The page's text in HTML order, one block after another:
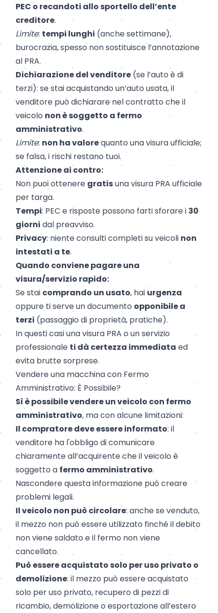
PEC o recandoti allo sportello dell’ente
creditore.
Limite: tempi lunghi (anche settimane),
burocrazia, spesso non sostituisce l’annotazione
al PRA.
Dichiarazione del venditore (se l’auto è di
terzi): se stai acquistando un’auto usata, il
venditore può dichiarare nel contratto che il
veicolo non è soggetto a fermo
amministrativo.
Limite: non ha valorequanto una visura ufficiale;
se falsa, i rischi restano tuoi.
Attenzione ai contro:
Non puoi ottenere gratisuna visura PRA ufficiale
per targa.
Tempi: PEC e risposte possono farti sforare i 30
giorni dal preavviso.
Privacy: niente consulti completi su veicoli non
intestati a te.
Quando conviene pagare una
visura/servizio rapido:
Se stai comprando un usato, hai urgenza
oppure ti serve un documento opponibile a
terzi (passaggio di proprietà, pratiche).
In questi casi una visura PRA o un servizio
professionale ti dà certezza immediata ed
evita brutte sorprese.
Vendere una macchina con Fermo
Amministrativo: È Possibile?
Sì è possibile vendere un veicolo con fermo
amministrativo, ma con alcune limitazioni:
Il compratore deve essere informato: il
venditore ha l'obbligo di comunicare
chiaramente all’acquirente che il veicolo è
soggetto a fermo amministrativo.
Nascondere questa informazione può creare
problemi legali.
Il veicolo non può circolare: anche se venduto,
il mezzo non può essere utilizzato finché il debito
non viene saldato e il fermo non viene
cancellato.
Può essere acquistato solo per uso privato o
demolizione: il mezzo può essere acquistato
solo per uso privato, recupero di pezzi di
ricambio, demolizione o esportazione all’estero